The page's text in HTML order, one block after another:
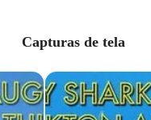
Capturas de tela